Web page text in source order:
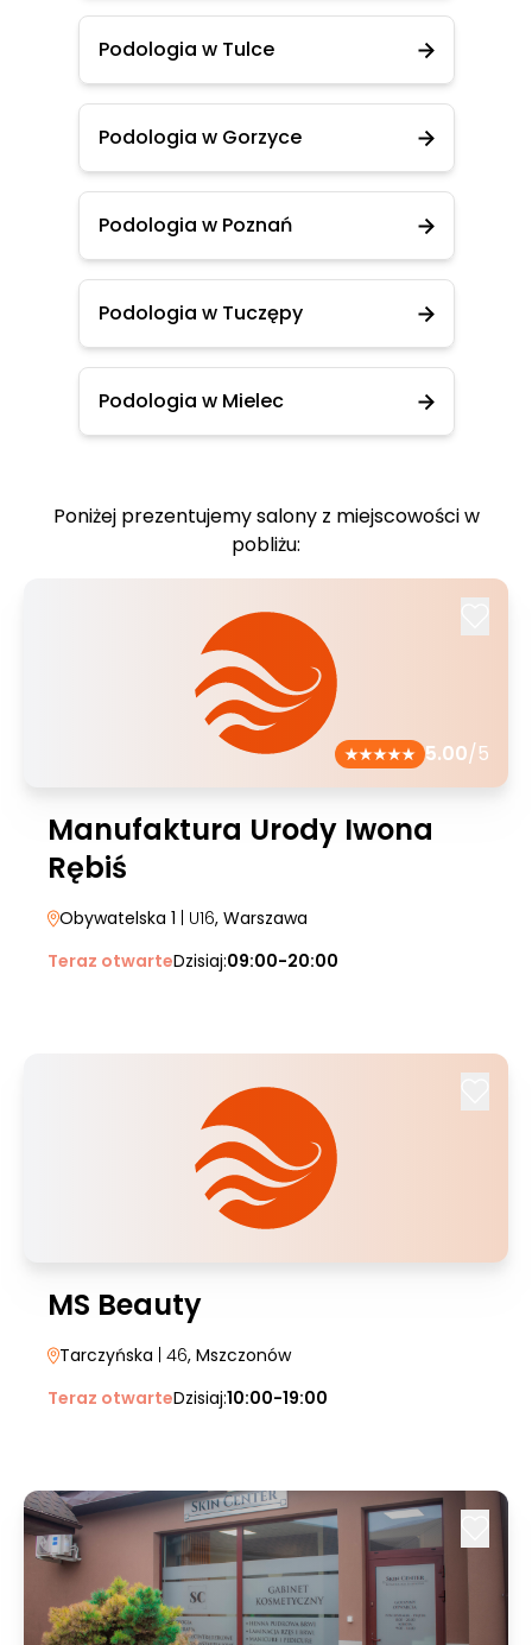
Podologia w Tulce
Podologia w Gorzyce
Podologia w Poznań
Podologia w Tuczępy
Podologia w Mielec
Poniżej prezentujemy salony z miejscowości w
pobliżu:
5.00/5
Manufaktura Urody Iwona
Rębiś
Obywatelska 1 | U16, Warszawa
Teraz otwarteDzisiaj:09:00-20:00
MS Beauty
Tarczyńska | 46, Mszczonów
Teraz otwarteDzisiaj:10:00-19:00